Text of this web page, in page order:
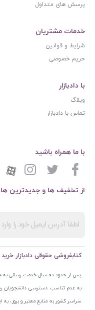
پرسش های متداول
خدمات مشتریان
شرایط و قوانین
حریم خصوصی
با دادبازار
وبلاگ
تماس با دادبازار
از تخفیف ها و جدیدترین ها
با ما همراه باشید
کتابفروشی حقوقی دادبازار
پس از حدود ده سال خدمت رسانی به
به عدم تناسب دسترسی دانشجویان
سراسر کشور به منابع معتبر و بروز،